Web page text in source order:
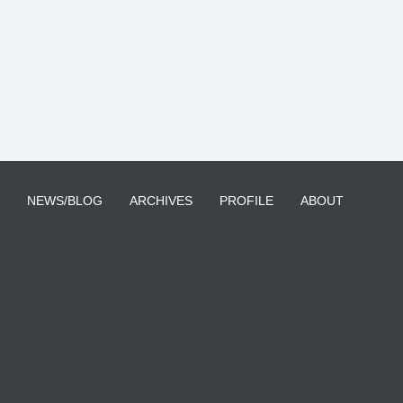
ー
シ
NEWS/BLOG ARCHIVES PROFILE ABOUT